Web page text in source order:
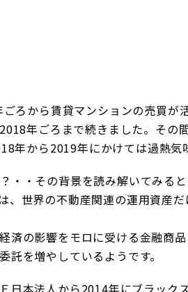
ろから賃貸マンションの売買が
年ごろまで続きました。その
年から2019年にかけては過熱
・・その背景を読み解いてみる
世界の不動産関連の運用資産
済の影響をモロに受ける金融商
を増やしているようです。